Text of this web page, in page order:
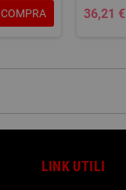
COMPRA 36,21 €
LINK UTILI